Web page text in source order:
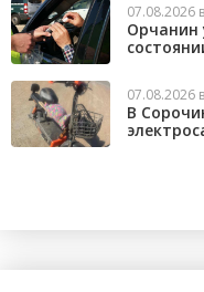
07.08.2026
Орчанин
07.08.2026
В